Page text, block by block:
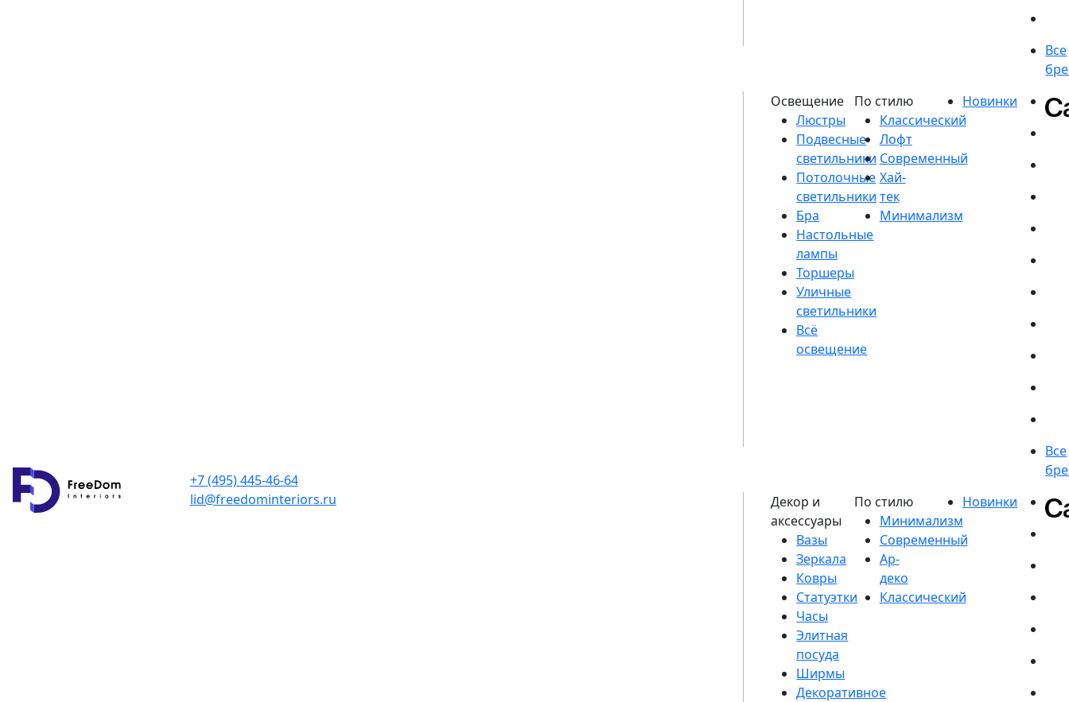
+7 (495) 445-46-64
lid@freedominteriors.ru
Люстры
Подвесные
светильники
Потолочные
светильники
Бра
Настольные
лампы
Торшеры
Уличные
светильники
Вазы
Зеркала
Ковры
Статуэтки
Часы
Элитная
посуда
Ширмы
Декоративное